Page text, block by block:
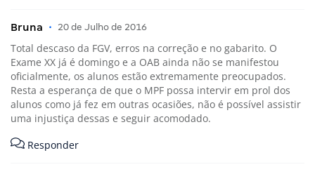
Bruna • 20 de Julho de 2016
Total descaso da FGV, erros na correção e no gabarito. O
Exame XX já é domingo e a OAB ainda não se manifestou
oficialmente, os alunos estão extremamente preocupados.
Resta a esperança de que o MPF possa intervir em prol dos
alunos como já fez em outras ocasiões, não é possível assistir
uma injustiça dessas e seguir acomodado.
Responder